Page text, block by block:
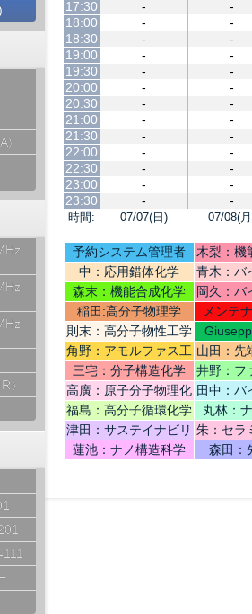
）
時間: 07/07(日) 07/08(
17:30
-
-
18:00
-
-
18:30
-
-
19:00
-
-
19:30
-
-
20:00
-
-
20:30
-
-
21:00
-
-
21:30
-
-
22:00
-
-
22:30
-
-
23:00
-
-
23:30
- -
予約システム管理者
木梨：機
中：応用錯体化学
青木：バ
テリ
森末：機能合成化学
岡久：バ
稲田:高分子物理学
メンテ
則末：高分子物性工学
角野：アモルファス工
学
山田：先
機
三宅：分子構造化学
井野：フ
高廣：原子分子物理化
学
田中：バ
福島：高分子循環化学
丸林：
津田：サステイナビリ
ティデザイン
朱：セラ
蓮池：ナノ構造科学
森田：